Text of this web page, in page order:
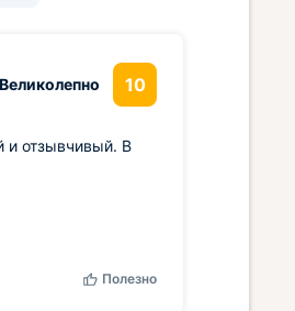
Великолепно 10
и отзывчивый. В
Полезно